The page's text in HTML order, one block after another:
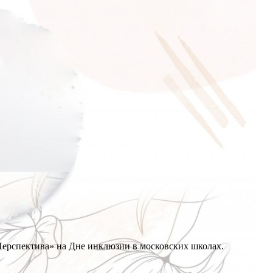
на Дне инклюзии в московских школах.